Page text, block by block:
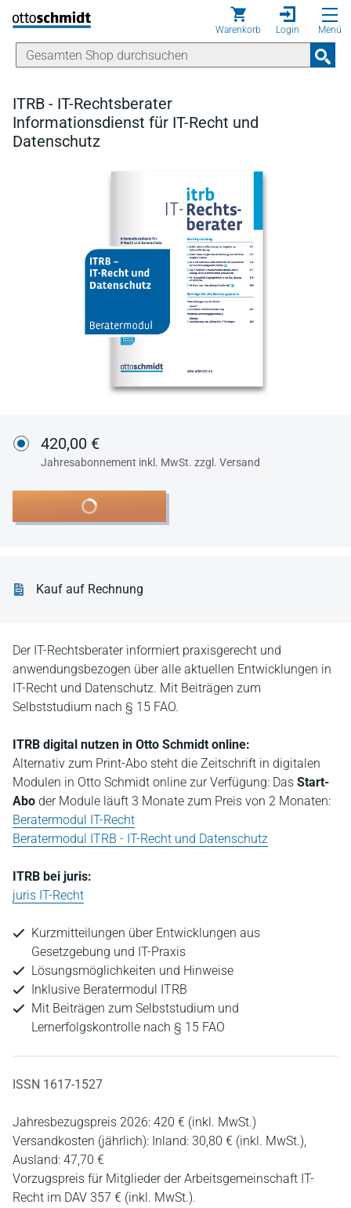
Direkt zum Inhalt
Warenkorb Login Menü
ITRB - IT-Rechtsberater
Informationsdienst für IT-Recht und
Datenschutz
Der IT-Rechtsberater informiert praxisgerecht und
anwendungsbezogen über alle aktuellen Entwicklungen in
IT-Recht und Datenschutz. Mit Beiträgen zum
Selbststudium nach § 15 FAO.
ITRB digital nutzen in Otto Schmidt online:
Alternativ zum Print-Abo steht die Zeitschrift in digitalen
Modulen in Otto Schmidt online zur Verfügung: Das Start-
Abo der Module läuft 3 Monate zum Preis von 2 Monaten:
Beratermodul IT-Recht
Beratermodul ITRB - IT-Recht und Datenschutz
ITRB bei juris:
juris IT-Recht
Kurzmitteilungen über Entwicklungen aus
Gesetzgebung und IT-Praxis
Lösungsmöglichkeiten und Hinweise
Inklusive Beratermodul ITRB
Mit Beiträgen zum Selbststudium und
Lernerfolgskontrolle nach § 15 FAO
ISSN 1617-1527
Jahresbezugspreis 2026: 420 € (inkl. MwSt.)
Versandkosten (jährlich): Inland: 30,80 € (inkl. MwSt.),
Ausland: 47,70 €
Vorzugspreis für Mitglieder der Arbeitsgemeinschaft IT-
Recht im DAV 357 € (inkl. MwSt.).
420,00 €
Jahresabonnement inkl. MwSt. zzgl. Versand
In den Warenkorb
Kauf auf Rechnung